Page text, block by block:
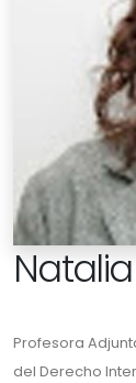
Profesora
del Derecho